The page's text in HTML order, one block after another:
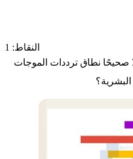
النقاط: 1
صحيحًا نطاق ترددات الموجات